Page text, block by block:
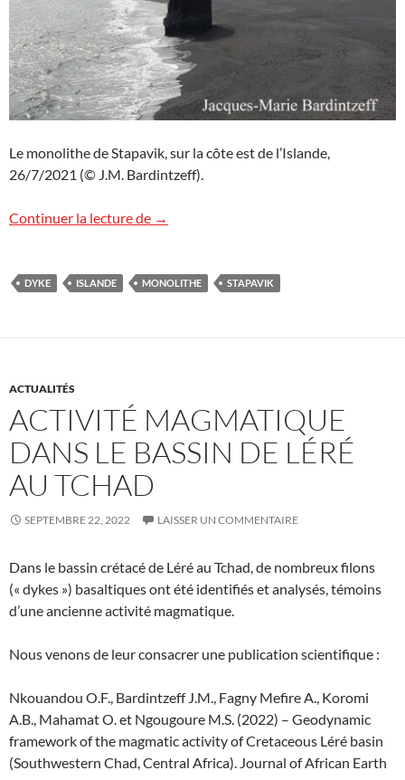
Le monolithe de Stapavik, sur la côte est de l’Islande,
26/7/2021 (© J.M. Bardintzeff).
Continuer la lecture de Stapavik, Islande
→
DYKE ISLANDE MONOLITHE STAPAVIK
ACTUALITÉS
ACTIVITÉ MAGMATIQUE
DANS LE BASSIN DE LÉRÉ
AU TCHAD
SEPTEMBRE 22, 2022 LAISSER UN COMMENTAIRE
Dans le bassin crétacé de Léré au Tchad, de nombreux filons
(« dykes ») basaltiques ont été identifiés et analysés, témoins
d’une ancienne activité magmatique.
Nous venons de leur consacrer une publication scientifique :
Nkouandou O.F., Bardintzeff J.M., Fagny Mefire A., Koromi
A.B., Mahamat O. et Ngougoure M.S. (2022) – Geodynamic
framework of the magmatic activity of Cretaceous Léré basin
(Southwestern Chad, Central Africa). Journal of African Earth